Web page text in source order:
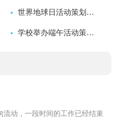
2026-05-22
世界地球日活动策划书15篇（优秀）
2026-05-22
学校举办端午活动策划书精品
动，一段时间的工作已经结束